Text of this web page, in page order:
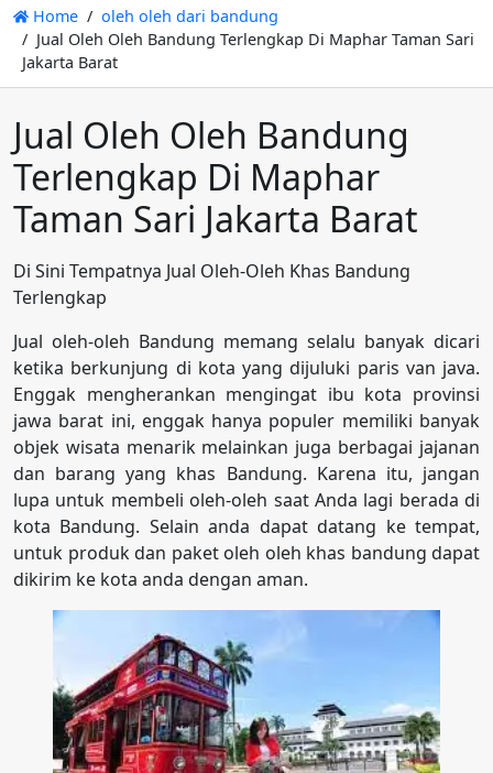
Home
oleh oleh dari bandung
Jual Oleh Oleh Bandung Terlengkap Di Maphar Taman Sari
Jakarta Barat
Jual Oleh Oleh Bandung
Terlengkap Di Maphar
Taman Sari Jakarta Barat
Di Sini Tempatnya Jual Oleh-Oleh Khas Bandung
Terlengkap
Jual oleh-oleh Bandung memang selalu banyak dicari
ketika berkunjung di kota yang dijuluki paris van java.
Enggak mengherankan mengingat ibu kota provinsi
jawa barat ini, enggak hanya populer memiliki banyak
objek wisata menarik melainkan juga berbagai jajanan
dan barang yang khas Bandung. Karena itu, jangan
lupa untuk membeli oleh-oleh saat Anda lagi berada di
kota Bandung. Selain anda dapat datang ke tempat,
untuk produk dan paket oleh oleh khas bandung dapat
dikirim ke kota anda dengan aman.